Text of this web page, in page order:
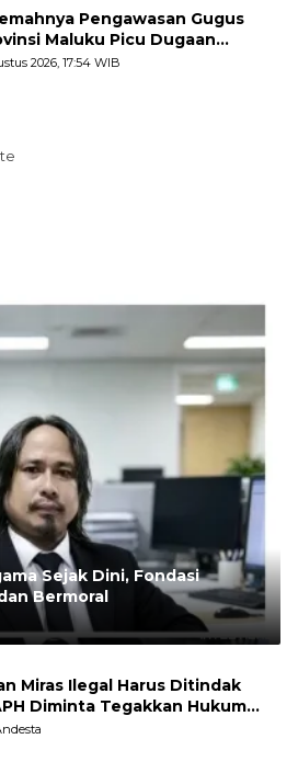
Pengawasan Gugus
Maluku Picu Dugaan
Nelayan Bale-Bale di
2026, 17:54 WIB
Sejak Dini, Fondasi
Bermoral
Miras Ilegal Harus Ditindak
Diminta Tegakkan Hukum
Bulu